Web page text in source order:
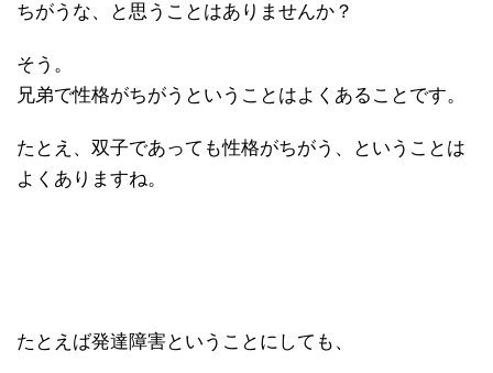
ちがうな、と思うことはありませんか？
そう。
兄弟で性格がちがうということはよくあることです。
たとえ、双子であっても性格がちがう、ということは
よくありますね。
たとえば発達障害ということにしても、